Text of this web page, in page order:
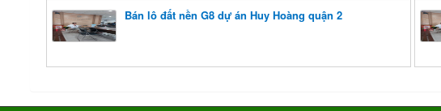
Bán lô đất nền G8 dự án Huy Hoàng quận 2